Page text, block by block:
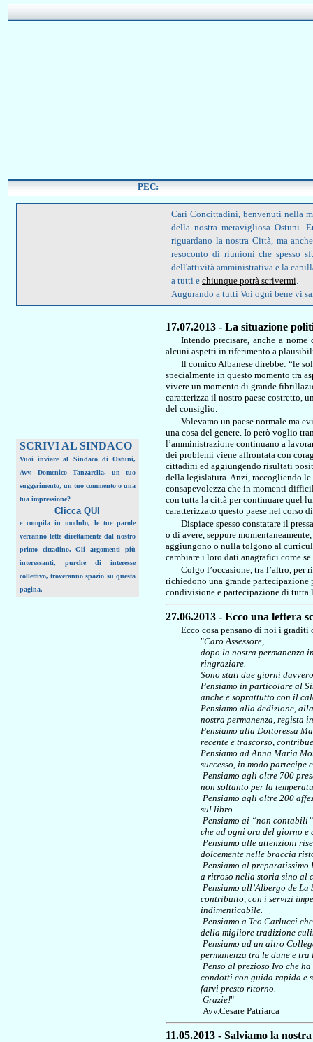
PEC:
Cari Concittadini, benvenuti nella
della nostra meravigliosa Ostuni.
riguardano la nostra Città, ma
resoconto di riunioni che spesso
dell'attività amministrativa e la
a tutti e chiunque potrà scrivermi.
Augurando a tutti Voi ogni bene vi
SCRIVI AL SINDACO
Vuoi inviare al Sindaco di Ostuni,
Avv. Domenico Tanzarella, un tuo
suggerimento, un tuo commento o una
tua impressione?
Clicca QUI
e compila in modulo, le tue parole
verranno lette direttamente dal nostro
primo cittadino. Gli argomenti più
interessanti, purché di interesse
collettivo, troveranno spazio su questa
pagina.
17.07.2013 - La situazione
Intendo precisare, anche a
alcuni aspetti in riferimento a
Il comico Albanese direbbe: “le
specialmente in questo momento tra
vivere un momento di grande
caratterizza il nostro paese costretto,
del consiglio.
Volevamo un paese normale ma
una cosa del genere. Io però voglio
l’amministrazione continuano a
dei problemi viene affrontata con
cittadini ed aggiungendo risultati
della legislatura. Anzi, raccogliendo
consapevolezza che in momenti
con tutta la città per continuare quel
caratterizzato questo paese nel corso
Dispiace spesso constatare il
o di avere, seppure
aggiungono o nulla tolgono al
cambiare i loro dati anagrafici come
Colgo l’occasione, tra l’altro, per
richiedono una grande partecipazione
condivisione e partecipazione di tutta
27.06.2013 - Ecco una lettera
Ecco cosa pensano di noi i
"Caro Assessore,
dopo la nostra permanenza
ringraziare.
Sono stati due giorni
Pensiamo in particolare al
anche e soprattutto con il
Pensiamo alla dedizione,
nostra permanenza, regista
Pensiamo alla Dottoressa
recente e trascorso,
Pensiamo ad Anna Maria
successo, in modo
Pensiamo agli oltre 700
non soltanto per la
Pensiamo agli oltre 200
sul libro.
Pensiamo ai “non
che ad ogni ora del giorno
Pensiamo alle attenzioni
dolcemente nelle braccia
Pensiamo al
a ritroso nella storia sino al
Pensiamo all’Albergo de
contribuito, con i servizi
indimenticabile.
Pensiamo a Teo Carlucci
della migliore tradizione
Pensiamo ad un altro
permanenza tra le dune e
Penso al prezioso Ivo che
condotti con guida rapida e
farvi presto ritorno.
Grazie!"
Avv.Cesare Patriarca
11.05.2013 - Salviamo la